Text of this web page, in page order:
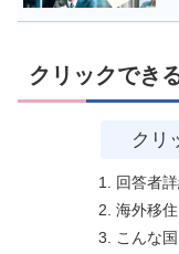
クリックでき
クリ
回答者
海外移
こんな